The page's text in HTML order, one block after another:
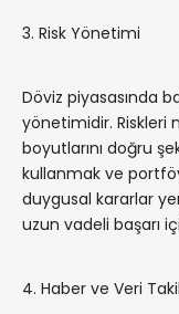
3. Risk Yönetimi
Döviz piyasasında
yönetimidir. Riskleri
boyutlarını doğru
kullanmak ve
duygusal kararlar
uzun vadeli başarı
4. Haber ve Veri